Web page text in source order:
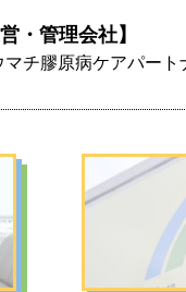
営・管理会社】
チ膠原病ケアパート